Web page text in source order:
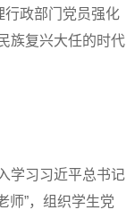
政部门党员强化
族复兴大任的时代
学习习近平总书记
师”，组织学生党